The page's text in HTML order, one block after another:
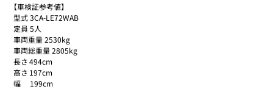
【車検証参考値】
型式 3CA-LE72WAB
定員 5人
車両重量 2530kg
車両総重量 2805kg
長さ 494cm
高さ 197cm
幅     199cm